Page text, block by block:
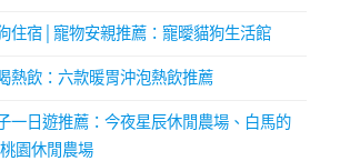
住宿│寵物安親推薦：寵曖貓狗生活館
熱飲：六款暖胃沖泡熱飲推薦
一日遊推薦：今夜星辰休閒農場、白馬的
園休閒農場